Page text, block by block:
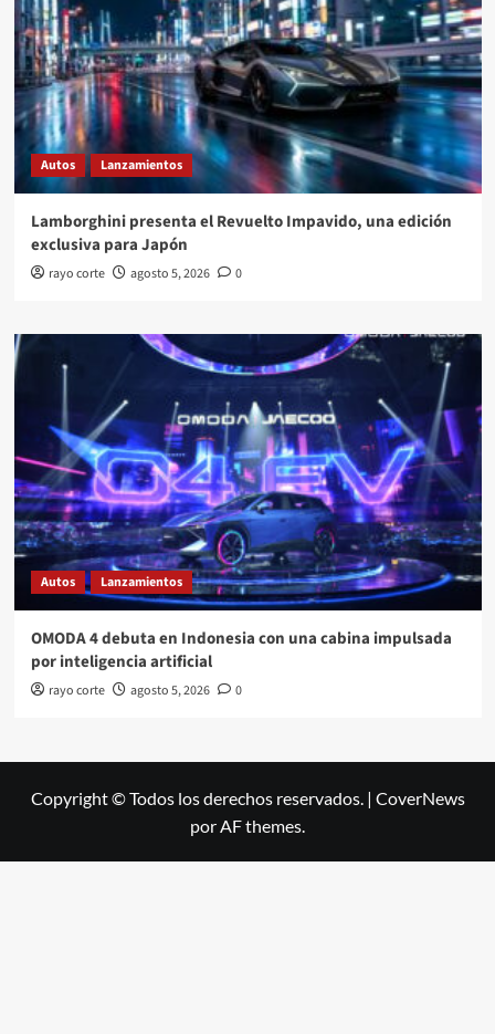
Autos Lanzamientos
Lamborghini presenta el Revuelto Impavido, una edición
exclusiva para Japón
rayo corte agosto 5, 2026 0
Autos Lanzamientos
OMODA 4 debuta en Indonesia con una cabina impulsada
por inteligencia artificial
rayo corte agosto 5, 2026 0
Copyright © Todos los derechos reservados. | CoverNews
por AF themes.